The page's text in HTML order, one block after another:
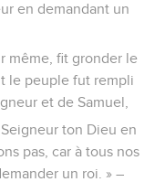
en demandant un
même, fit gronder le
le peuple fut rempli
et de Samuel,
ton Dieu en
pas, car à tous nos
un roi. » –